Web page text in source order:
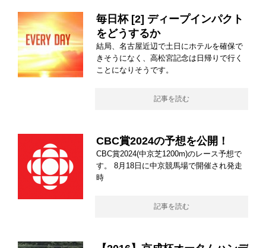
毎日杯 [2] ディープインパクト
をどうするか
結局、名古屋近辺で土日にホテルを確保で
きそうになく、高松宮記念は日帰りで行く
ことになりそうです。
記事を読む
CBC賞2024の予想を公開！
CBC賞2024(中京芝1200m)のレース予想で
す。 8月18日に中京競馬場で開催され発走
時
記事を読む